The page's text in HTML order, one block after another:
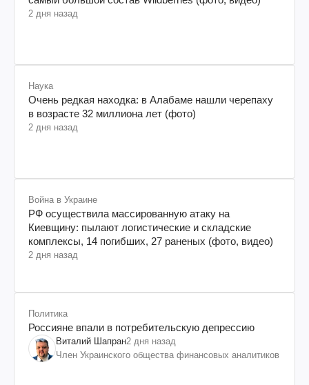
2 дня назад
Наука
Очень редкая находка: в Алабаме нашли черепаху
в возрасте 32 миллиона лет (фото)
2 дня назад
Война в Украине
РФ осуществила массированную атаку на
Киевщину: пылают логистические и складские
комплексы, 14 погибших, 27 раненых (фото, видео)
2 дня назад
Политика
Россияне впали в потребительскую депрессию
Виталий Шапран2 дня назад
Член Украинского общества финансовых аналитиков